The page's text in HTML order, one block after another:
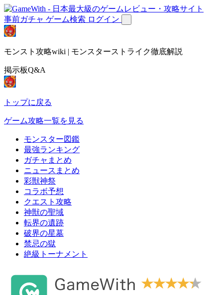
事前ガチャ ゲーム検索 ログイン
モンスト攻略wiki | モンスターストライク徹底解説
掲示板Q&A
トップに戻る
ゲーム攻略一覧を見る
モンスター図鑑
最強ランキング
ガチャまとめ
ニュースまとめ
彩獣神祭
コラボ予想
クエスト攻略
神獣の聖域
転界の遺跡
破界の星墓
禁忌の獄
絶級トーナメント